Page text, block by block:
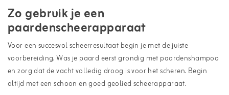
Zo gebruik je een
paardenscheerapparaat
Voor een succesvol scheerresultaat begin je met de juiste
voorbereiding. Was je paard eerst grondig met paardenshampoo
en zorg dat de vacht volledig droog is voor het scheren. Begin
altijd met een schoon en goed geolied scheerapparaat.